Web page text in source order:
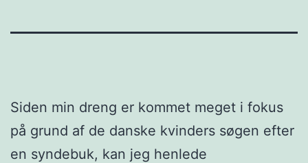
Siden min dreng er kommet meget i fokus
på grund af de danske kvinders søgen efter
en syndebuk, kan jeg henlede